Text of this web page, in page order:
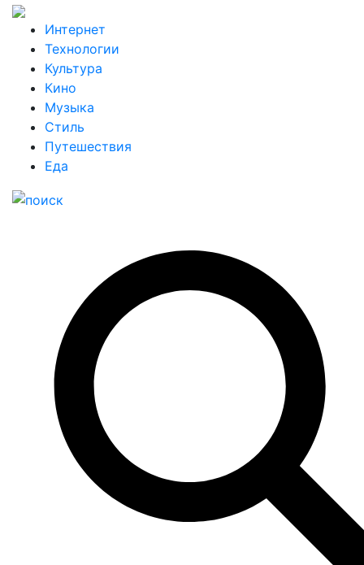
Интернет
Технологии
Культура
Кино
Музыка
Стиль
Путешествия
Еда